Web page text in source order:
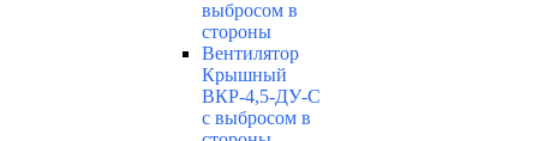
выбросом в
стороны
Вентилятор
Крышный
ВКР-4,5-ДУ-С
с выбросом в